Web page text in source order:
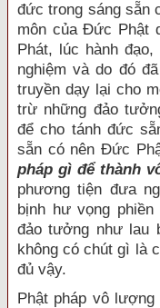
đức trong sáng sẵn
môn của Đức Phật
Phát, lúc hành
nghiệm và do đó
truyền dạy lại cho
trừ những đảo
để cho tánh đức
sẵn có nên Đức
pháp gì để thành
phương tiện đưa
bịnh hư vọng
đảo tưởng như lau
không có chút gì là
đủ vậy.
Phật pháp vô